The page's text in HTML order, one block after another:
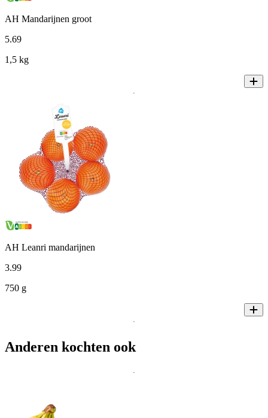
AH Mandarijnen groot
5.69
1,5 kg
AH Leanri mandarijnen
3.99
750 g
Anderen kochten ook